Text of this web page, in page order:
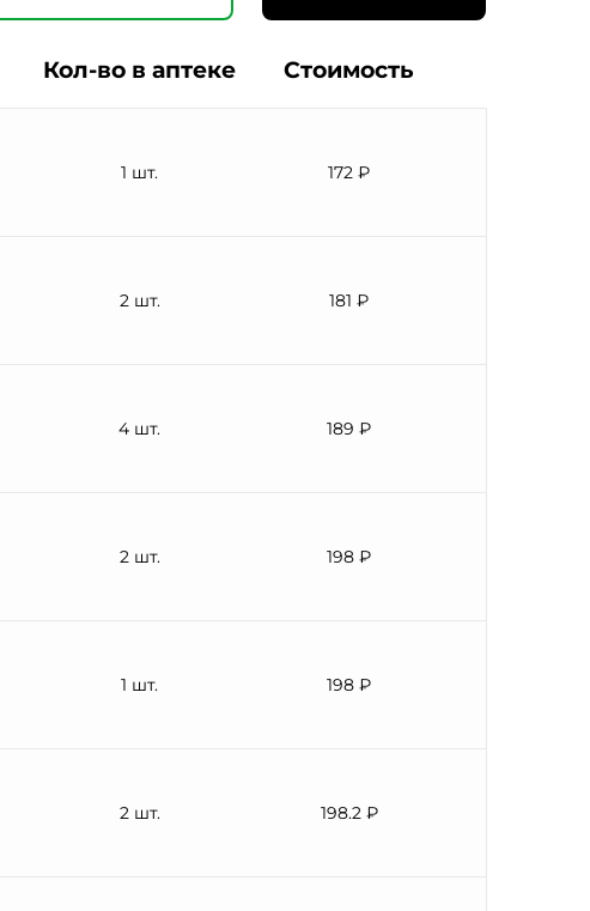
Кол-во в аптеке Стоимость
1 шт. 172 ₽
2 шт. 181 ₽
4 шт. 189 ₽
2 шт. 198 ₽
1 шт. 198 ₽
2 шт. 198.2 ₽